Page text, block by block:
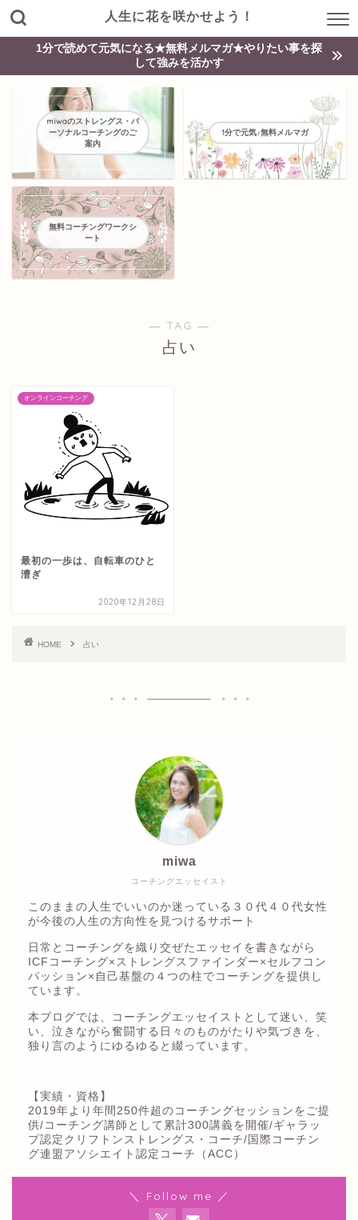
人生に花を咲かせよう！
1分で読めて元気になる★無料メルマガ★やりたい事を探
して強みを活かす
miwaのストレングス・パ
ーソナルコーチングのご
案内
1分で元気♪無料メルマガ
無料コーチングワークシ
ート
― TAG ―
占い
オンラインコーチング
最初の一歩は、自転車のひと
漕ぎ
2020年12月28日
HOME 占い
コーチングエッセイスト
miwa
このままの人生でいいのか迷っている３０代４０代女性
が今後の人生の方向性を見つけるサポート
日常とコーチングを織り交ぜたエッセイを書きながら
ICFコーチング×ストレングスファインダー×セルフコン
パッション×自己基盤の４つの柱でコーチングを提供し
ています。
本ブログでは、コーチングエッセイストとして迷い、笑
い、泣きながら奮闘する日々のものがたりや気づきを、
独り言のようにゆるゆると綴っています。
【実績・資格】
2019年より年間250件超のコーチングセッションをご提
供/コーチング講師として累計300講義を開催/ギャラッ
プ認定クリフトンストレングス・コーチ/国際コーチン
グ連盟アソシエイト認定コーチ（ACC）
＼ Follow me ／